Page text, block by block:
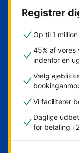
Registrer
Op til 1
45% af
indenfor en
Vælg
Vi faciliterer
Daglige
for betaling i